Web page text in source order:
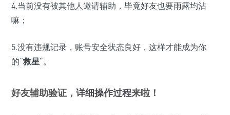
4.当前没有被其他人邀请辅助，毕竟好友也要雨露均沾
嘛；
5.没有违规记录，账号安全状态良好，这样才能成为你
的“救星”。
好友辅助验证， 详细操作过程来啦！